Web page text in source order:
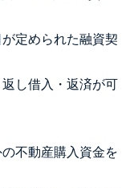
定められた融資契
し借入・返済が可
の不動産購入資金を